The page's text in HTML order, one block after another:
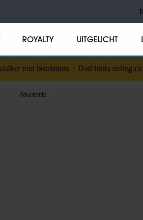
ROYALTY UITGELICHT
•Oud-Idols collega’s en Jim en